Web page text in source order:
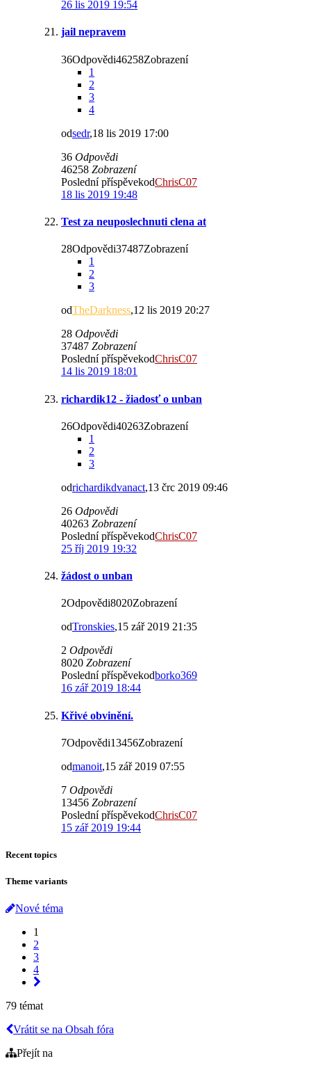
26 lis 2019 19:54
jail nepravem
36Odpovědi46258Zobrazení
1
2
3
4
odsedr,18 lis 2019 17:00
36 Odpovědi
46258 Zobrazení
Poslední příspěvekodChrisC07
18 lis 2019 19:48
Test za neuposlechnuti clena at
28Odpovědi37487Zobrazení
1
2
3
odTheDarkness,12 lis 2019 20:27
28 Odpovědi
37487 Zobrazení
Poslední příspěvekodChrisC07
14 lis 2019 18:01
richardik12 - žiadosť o unban
26Odpovědi40263Zobrazení
1
2
3
odrichardikdvanact,13 črc 2019 09:46
26 Odpovědi
40263 Zobrazení
Poslední příspěvekodChrisC07
25 říj 2019 19:32
žádost o unban
2Odpovědi8020Zobrazení
odTronskies,15 zář 2019 21:35
2 Odpovědi
8020 Zobrazení
Poslední příspěvekodborko369
16 zář 2019 18:44
Křivé obvinění.
7Odpovědi13456Zobrazení
odmanoit,15 zář 2019 07:55
7 Odpovědi
13456 Zobrazení
Poslední příspěvekodChrisC07
15 zář 2019 19:44
Recent topics
Theme variants
Nové téma
1
2
3
4
79 témat
Vrátit se na Obsah fóra
Přejít na